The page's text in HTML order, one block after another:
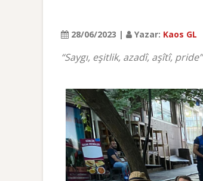
28/06/2023 | Yazar: Kaos GL
“Saygı, eşitlik, azadî, aşîtî, pride”